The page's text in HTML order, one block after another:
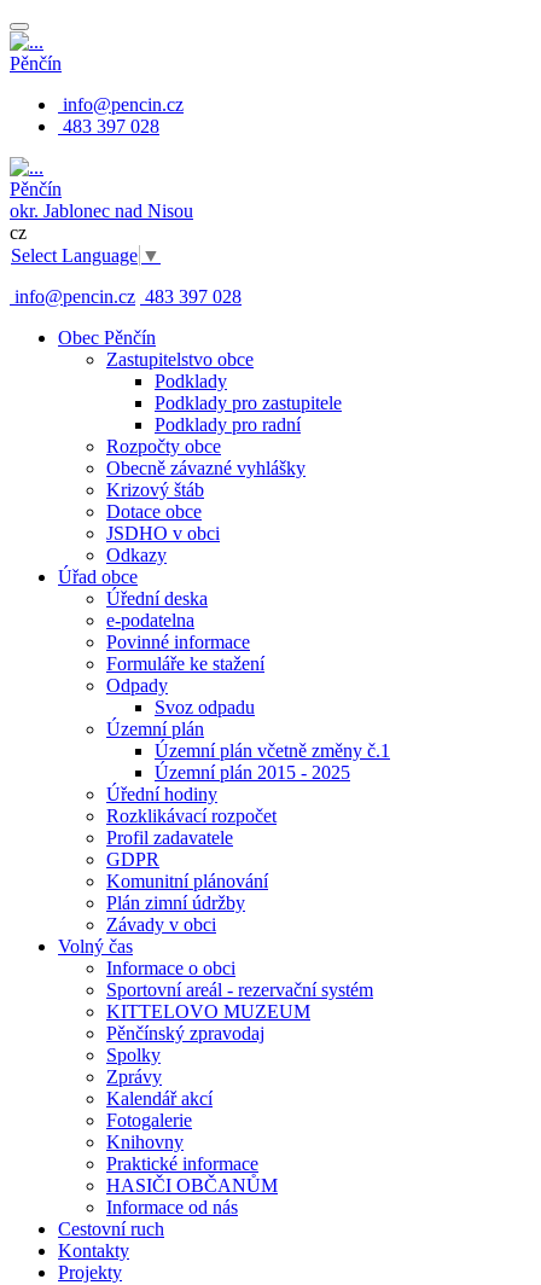
Pěnčín
info@pencin.cz
483 397 028
Pěnčín
okr. Jablonec nad Nisou
cz
Select Language ▼
info@pencin.cz 483 397 028
Obec Pěnčín
Zastupitelstvo obce
Podklady
Podklady pro zastupitele
Podklady pro radní
Rozpočty obce
Obecně závazné vyhlášky
Krizový štáb
Dotace obce
JSDHO v obci
Odkazy
Úřad obce
Úřední deska
e-podatelna
Povinné informace
Formuláře ke stažení
Odpady
Svoz odpadu
Územní plán
Územní plán včetně změny č.1
Územní plán 2015 - 2025
Úřední hodiny
Rozklikávací rozpočet
Profil zadavatele
GDPR
Komunitní plánování
Plán zimní údržby
Závady v obci
Volný čas
Informace o obci
Sportovní areál - rezervační systém
KITTELOVO MUZEUM
Pěnčínský zpravodaj
Spolky
Zprávy
Kalendář akcí
Fotogalerie
Knihovny
Praktické informace
HASIČI OBČANŮM
Informace od nás
Cestovní ruch
Kontakty
Projekty